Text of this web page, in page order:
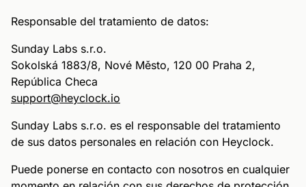
Responsable del tratamiento de datos:
Sunday Labs s.r.o.
Sokolská 1883/8, Nové Město, 120 00 Praha 2,
República Checa
support@heyclock.io
Sunday Labs s.r.o. es el responsable del tratamiento
de sus datos personales en relación con Heyclock.
Puede ponerse en contacto con nosotros en cualquier